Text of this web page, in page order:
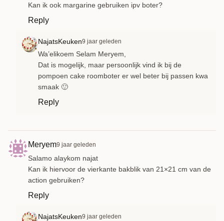
Kan ik ook margarine gebruiken ipv boter?
Reply
NajatsKeuken9 jaar geleden
Wa’elikoem Selam Meryem,
Dat is mogelijk, maar persoonlijk vind ik bij de
pompoen cake roomboter er wel beter bij passen kwa
smaak 🙂
Reply
Meryem9 jaar geleden
Salamo alaykom najat
Kan ik hiervoor de vierkante bakblik van 21×21 cm van de
action gebruiken?
Reply
NajatsKeuken9 jaar geleden